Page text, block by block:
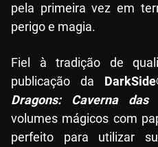
pela primeira vez em
perigo e magia.
Fiel à tradição de
publicação da
Dragons: Caverna das
volumes mágicos com
perfeito para utilizar